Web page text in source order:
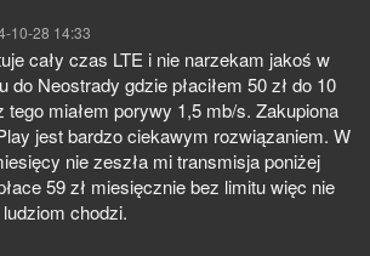
10-28 14:33
cały czas LTE i nie narzekam jakoś w
do Neostrady gdzie płaciłem 50 zł do 10
tego miałem porywy 1,5 mb/s. Zakupiona
jest bardzo ciekawym rozwiązaniem. W
nie zeszła mi transmisja poniżej
59 zł miesięcznie bez limitu więc nie
chodzi.